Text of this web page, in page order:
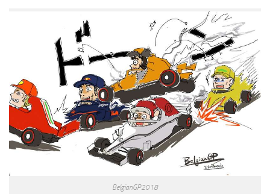
BelgianGP2018